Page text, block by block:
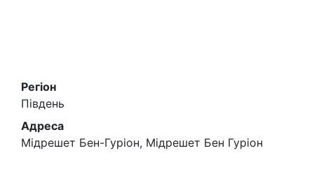
Регіон
Південь
Адреса
Мідрешет Бен-Гуріон, Мідрешет Бен Гуріон